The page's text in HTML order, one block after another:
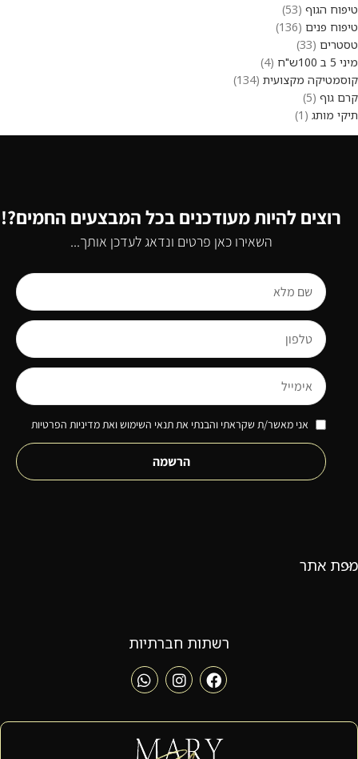
טיפוח הגוף 53
טיפוח פנים 136
טסטרים 33
מיני 5 ב 100ש"ח
4
קוסמטיקה מקצועית 134
קרם גוף 5
תיקי מותג
1
רוצים להיות מעודכנים בכל המבצעים החמים?!
השאירו כאן פרטים ונדאג לעדכן אותך...
אני מאשר/ת שקראתי והבנתי את תנאי השימוש ואת מדיניות הפרטיות
הרשמה
מפת אתר
רשתות חברתיות